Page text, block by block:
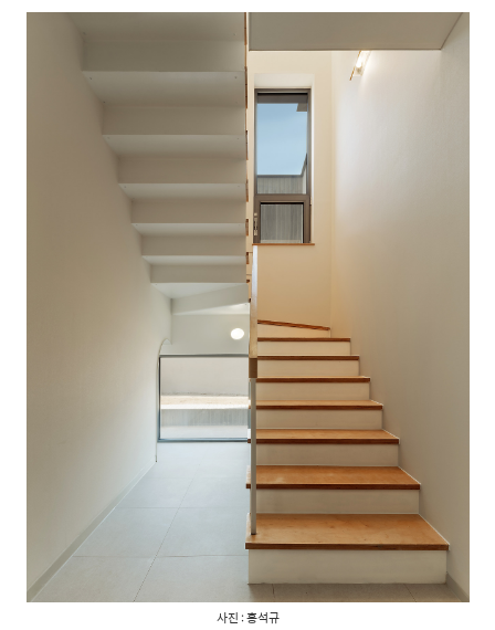
사진 : 홍석규